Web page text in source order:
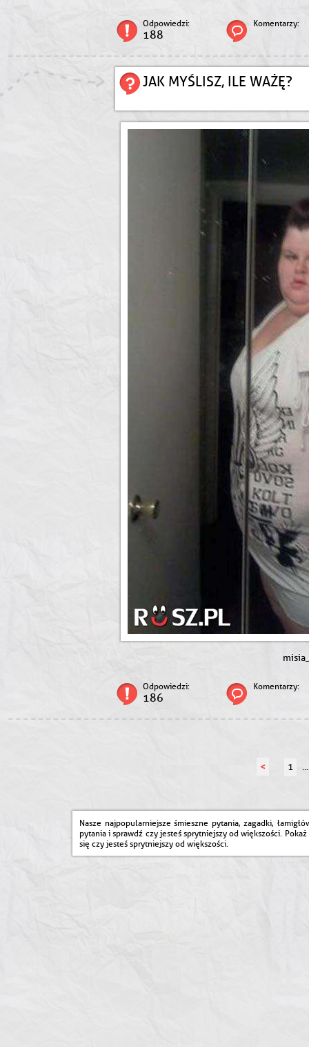
Odpowiedzi:
188
Komentarzy:
JAK MYŚLISZ, ILE WAŻĘ?
Odpowiedzi:
186
Komentarzy:
< 1 ...
Nasze najpopularniejsze śmieszne pytania, zagadki,
pytania i sprawdź czy jesteś sprytniejszy od większości.
się czy jesteś sprytniejszy od większości.